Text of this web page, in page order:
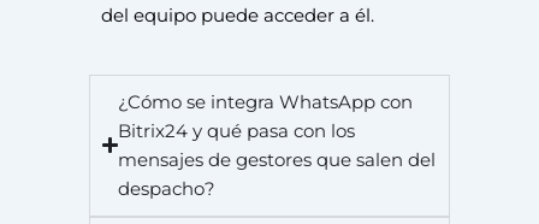
del equipo puede acceder a él.
¿Cómo se integra WhatsApp con
Bitrix24 y qué pasa con los
mensajes de gestores que salen del
despacho?